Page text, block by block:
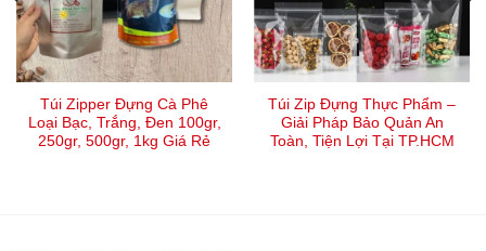
Túi Zipper Đựng Cà Phê
Loại Bạc, Trắng, Đen 100gr,
250gr, 500gr, 1kg Giá Rẻ
Túi Zip Đựng Thực Phẩm –
Giải Pháp Bảo Quản An
Toàn, Tiện Lợi Tại TP.HCM